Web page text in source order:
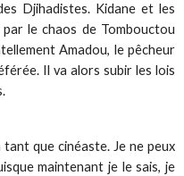
Djihadistes. Kidane et les
le chaos de Tombouctou
Amadou, le pêcheur
Il va alors subir les lois
tant que cinéaste. Je ne peux
maintenant je le sais, je